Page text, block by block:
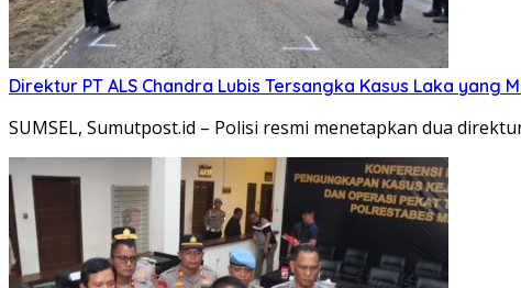
Direktur PT ALS Chandra Lubis Tersangka Kasus Laka yang
SUMSEL, Sumutpost.id – Polisi resmi menetapkan dua